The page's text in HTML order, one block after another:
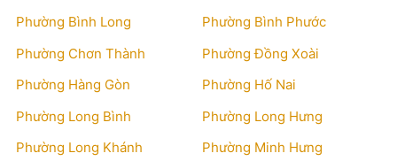
Phường Bình Long
Phường Bình Phước
Phường Chơn Thành
Phường Đồng Xoài
Phường Hàng Gòn
Phường Hố Nai
Phường Long Bình
Phường Long Hưng
Phường Long Khánh
Phường Minh Hưng